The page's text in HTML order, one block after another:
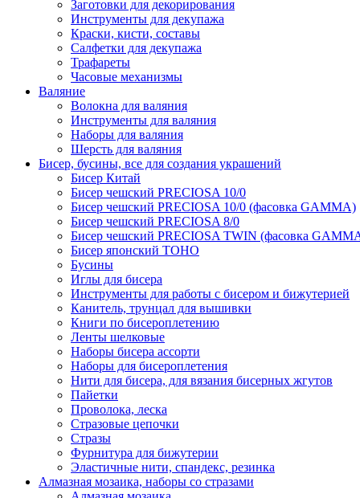
Заготовки для декорирования
Инструменты для декупажа
Краски, кисти, составы
Салфетки для декупажа
Трафареты
Часовые механизмы
Валяние
Волокна для валяния
Инструменты для валяния
Наборы для валяния
Шерсть для валяния
Бисер, бусины, все для создания украшений
Бисер Китай
Бисер чешский PRECIOSA 10/0
Бисер чешский PRECIOSA 10/0 (фасовка GAMMA)
Бисер чешский PRECIOSA 8/0
Бисер чешский PRECIOSA TWIN (фасовка
Бисер японский TOHO
Бусины
Иглы для бисера
Инструменты для работы с бисером и бижутерией
Канитель, трунцал для вышивки
Книги по бисероплетению
Ленты шелковые
Наборы бисера ассорти
Наборы для бисероплетения
Нити для бисера, для вязания бисерных жгутов
Пайетки
Проволока, леска
Стразовые цепочки
Стразы
Фурнитура для бижутерии
Эластичные нити, спандекс, резинка
Алмазная мозаика, наборы со стразами